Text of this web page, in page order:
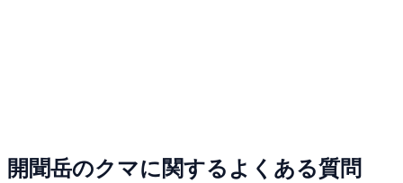
開聞岳のクマに関するよくある質問